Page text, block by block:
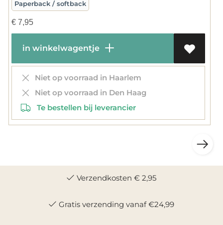
Paperback / softback
€7,95
in winkelwagentje
Niet op voorraad in Haarlem
Niet op voorraad in Den Haag
Te bestellen bij leverancier
Verzendkosten € 2,95
Gratis verzending vanaf €24,99